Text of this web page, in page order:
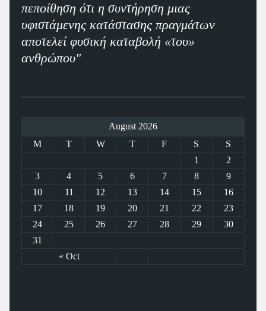
πεποίθηση ότι η συντήρηση μιας
υφιστάμενης κατάστασης πραγμάτων
αποτελεί φυσική καταβολή «του»
ανθρώπου"
August 2026
M
T W T F S S
« Oct
1
2
3
4 5 6 7 8
9
10
11 12 13 14 15
16
17
18 19 20 21 22
23
24
25 26 27 28 29
30
31